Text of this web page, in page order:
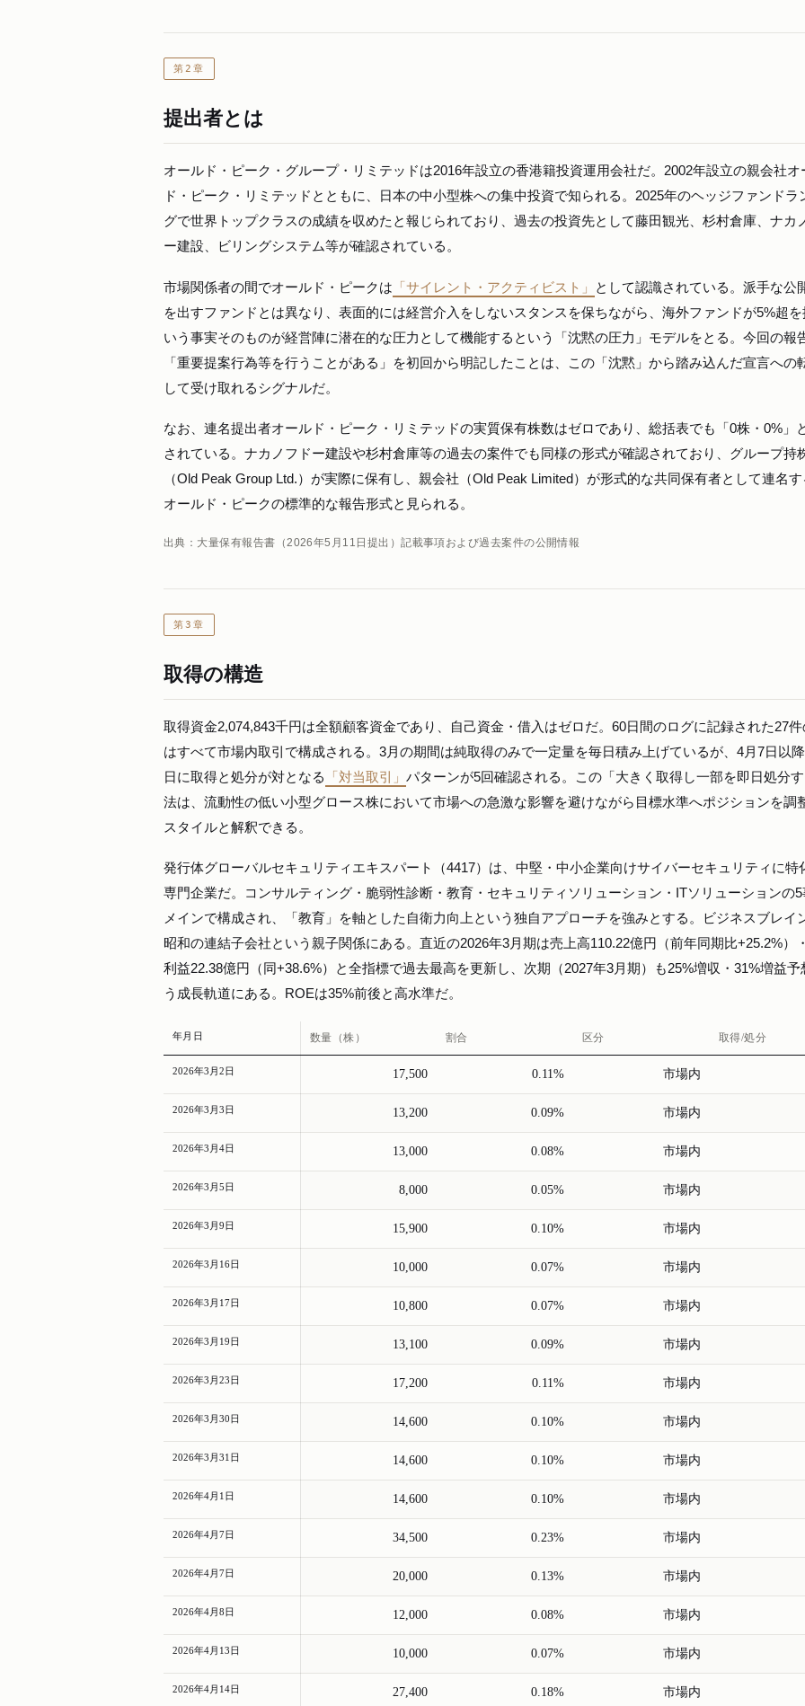
第2章
提出者とは
オールド・ピーク・グループ・リミテッドは2016年設立の香港籍投資運用会社だ。2002年設立の親会社オ
ド・ピーク・リミテッドとともに、日本の中小型株への集中投資で知られる。2025年のヘッジファンドラ
グで世界トップクラスの成績を収めたと報じられており、過去の投資先として藤田観光、杉村倉庫、ナカ
ー建設、ビリングシステム等が確認されている。
市場関係者の間でオールド・ピークは 「サイレント・アクティビスト」
として認識されている。派手な公
を出すファンドとは異なり、表面的には経営介入をしないスタンスを保ちながら、海外ファンドが5%超
いう事実そのものが経営陣に潜在的な圧力として機能するという「沈黙の圧力」モデルをとる。今回の報
「重要提案行為等を行うことがある」を初回から明記したことは、この「沈黙」から踏み込んだ宣言への
して受け取れるシグナルだ。
なお、連名提出者オールド・ピーク・リミテッドの実質保有株数はゼロであり、総括表でも「0株・0%」
されている。ナカノフドー建設や杉村倉庫等の過去の案件でも同様の形式が確認されており、グループ持
（Old Peak Group Ltd.）が実際に保有し、親会社（Old Peak Limited）が形式的な共同保有者として連名
オールド・ピークの標準的な報告形式と見られる。
出典：大量保有報告書（2026年5月11日提出）記載事項および過去案件の公開情報
第3章
取得の構造
取得資金2,074,843千円は全額顧客資金であり、自己資金・借入はゼロだ。60日間のログに記録された27
はすべて市場内取引で構成される。3月の期間は純取得のみで一定量を毎日積み上げているが、4月7日以
日に取得と処分が対となる
「対当取引」 パターンが5回確認される。この「大きく取得し一部を即日処分
法は、流動性の低い小型グロース株において市場への急激な影響を避けながら目標水準へポジションを調
スタイルと解釈できる。
発行体グローバルセキュリティエキスパート（4417）は、中堅・中小企業向けサイバーセキュリティに特
専門企業だ。コンサルティング・脆弱性診断・教育・セキュリティソリューション・ITソリューションの
メインで構成され、「教育」を軸とした自衛力向上という独自アプローチを強みとする。ビジネスブレイ
昭和の連結子会社という親子関係にある。直近の2026年3月期は売上高110.22億円（前年同期比+25.2%）
利益22.38億円（同+38.6%）と全指標で過去最高を更新し、次期（2027年3月期）も25%増収・31%増益予
う成長軌道にある。ROEは35%前後と高水準だ。
年月日 数量（株） 割合 区分 取得/処分
2026年3月2日 17,500 0.11% 市場内
2026年3月3日 13,200 0.09% 市場内
2026年3月4日 13,000 0.08% 市場内
2026年3月5日 8,000 0.05% 市場内
2026年3月9日 15,900 0.10% 市場内
2026年3月16日 10,000 0.07% 市場内
2026年3月17日 10,800 0.07% 市場内
2026年3月19日 13,100 0.09% 市場内
2026年3月23日 17,200 0.11% 市場内
2026年3月30日 14,600 0.10% 市場内
2026年3月31日 14,600 0.10% 市場内
2026年4月1日 14,600 0.10% 市場内
2026年4月7日 34,500 0.23% 市場内
2026年4月7日 20,000 0.13% 市場内
2026年4月8日 12,000 0.08% 市場内
2026年4月13日 10,000 0.07% 市場内
2026年4月14日 27,400 0.18% 市場内